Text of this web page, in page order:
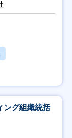
ング組織統括